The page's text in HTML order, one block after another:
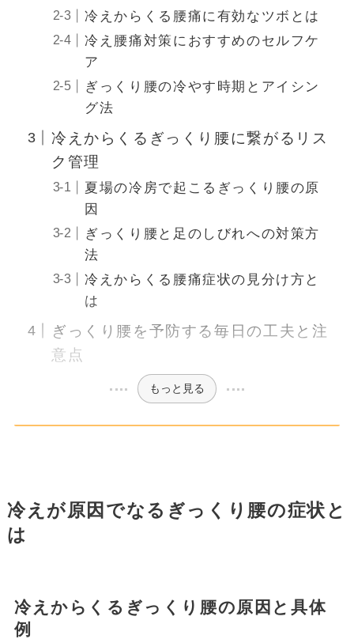
冷えからくる腰痛に有効なツボとは
冷え腰痛対策におすすめのセルフケ
ア
ぎっくり腰の冷やす時期とアイシン
グ法
冷えからくるぎっくり腰に繋がるリス
ク管理
夏場の冷房で起こるぎっくり腰の原
因
ぎっくり腰と足のしびれへの対策方
法
冷えからくる腰痛症状の見分け方と
は
ぎっくり腰を予防する毎日の工夫と注
意点
もっと見る
冷えが原因でなるぎっくり腰の症状と
は
冷えからくるぎっくり腰の原因と具体
例